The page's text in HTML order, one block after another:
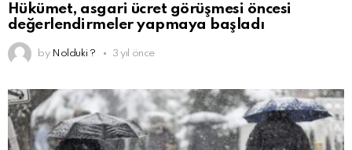
Hükümet, asgari ücret görüşmesi öncesi
değerlendirmeler yapmaya başladı
by Nolduki ? 3 yıl önce